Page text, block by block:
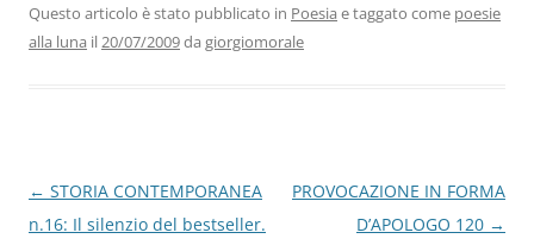
b
o
dI
n
A
p
a
m
vi
Questo articolo è stato pubblicato in Poesia e taggato come poesie
alla luna il20/07/2009da giorgiomorale
Navigazione
articolo
← STORIA CONTEMPORANEA
n.16: Il silenzio del bestseller.
PROVOCAZIONE IN FORMA
D’APOLOGO 120 →